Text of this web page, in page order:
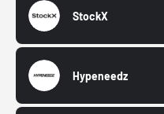
StockX
Hypeneedz